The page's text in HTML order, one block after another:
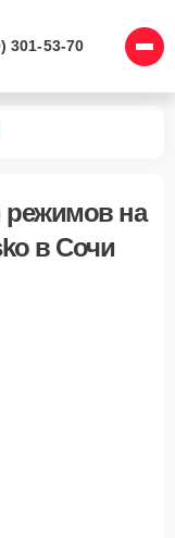
301-53-70
режимовна
в Сочи